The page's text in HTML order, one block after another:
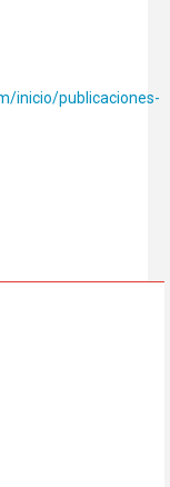
inicio/publicaciones-